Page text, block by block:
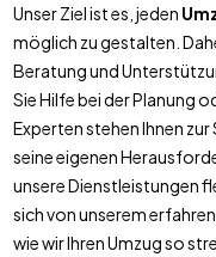
Unser Ziel ist es, jeden
möglich zu gestalten.
Beratung und
Sie Hilfe bei der Planung
Experten stehen Ihnen
seine eigenen
unsere Dienstleistungen
sich von unserem
wie wir Ihren Umzug so